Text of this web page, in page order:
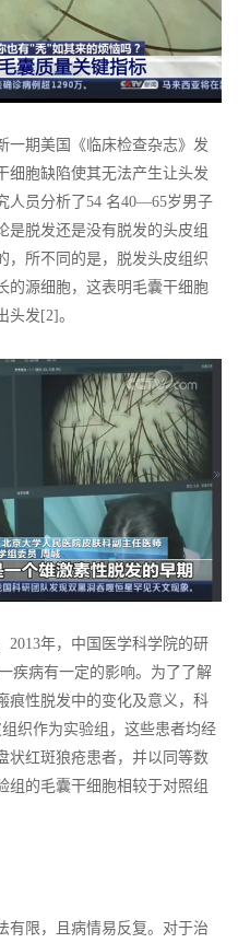
一期美国《临床检查杂志》发
细胞缺陷使其无法产生让头发
人员分析了54 名40—65岁男子
是脱发还是没有脱发的头皮组
，所不同的是，脱发头皮组织
的源细胞，这表明毛囊干细胞
头发[2]。
2013年，中国医学科学院的研
疾病有一定的影响。为了了解
痕性脱发中的变化及意义，科
织作为实验组，这些患者均经
状红斑狼疮患者，并以同等数
组的毛囊干细胞相较于对照组
有限，且病情易反复。对于治